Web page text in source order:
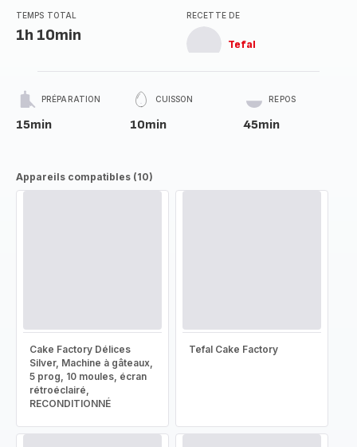
TEMPS TOTAL
1h 10min
RECETTE DE
Tefal
PRÉPARATION
15min
CUISSON
10min
REPOS
45min
Appareils compatibles (10)
Cake Factory Délices
Silver, Machine à gâteaux,
5 prog, 10 moules, écran
rétroéclairé,
RECONDITIONNÉ
Tefal Cake Factory